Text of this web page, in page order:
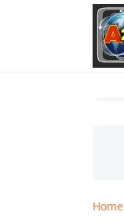
Home